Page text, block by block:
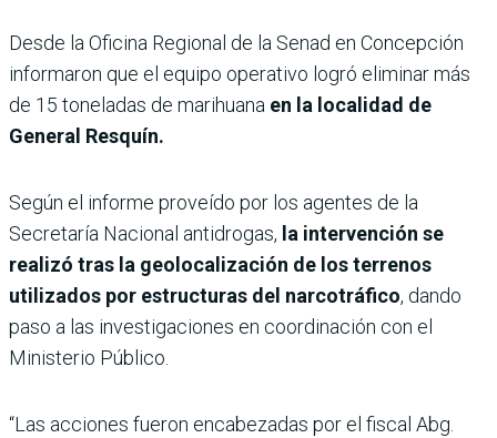
Desde la Oficina Regional de la Senad en Concepción
informaron que el equipo operativo logró eliminar más
de 15 toneladas de marihuana en la localidad de
General Resquín.
Según el informe proveído por los agentes de la
Secretaría Nacional antidrogas, la intervención se
realizó tras la geolocalización de los terrenos
utilizados por estructuras del narcotráfico, dando
paso a las investigaciones en coordinación con el
Ministerio Público.
“Las acciones fueron encabezadas por el fiscal Abg.